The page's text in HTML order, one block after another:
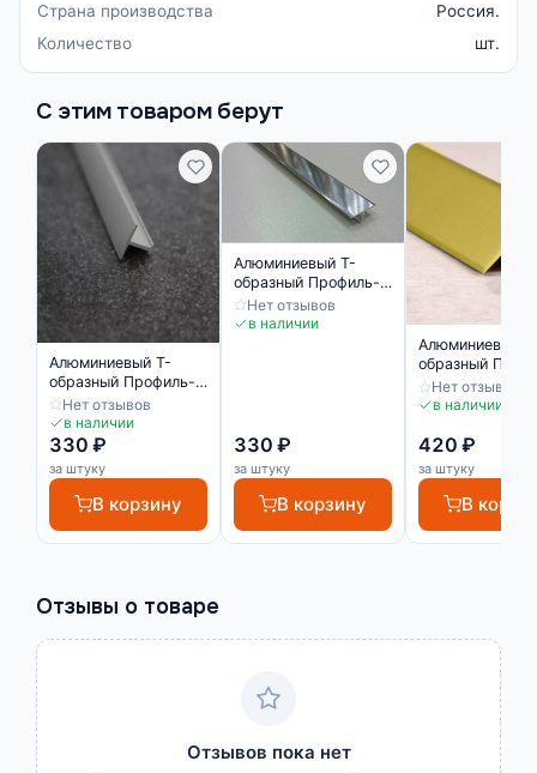
Страна производства
Россия.
Количество
шт.
С этим товаром берут
Алюминиевый Т-
образный Профиль-
порожек ПТ 10
серебро матовое
Нет отзывов
в наличии
330 ₽
за штуку
В корзину
Алюминиевый Т-
образный Профиль-
порожек ПТ 10
серебро глянец
Нет отзывов
в наличии
330 ₽
за штуку
В корзину
Алюминиевый
образный
порожек ПТ 10
золото матовое
Нет отзывов
в наличии
420 ₽
за штуку
В
Отзывы о товаре
Отзывов пока нет